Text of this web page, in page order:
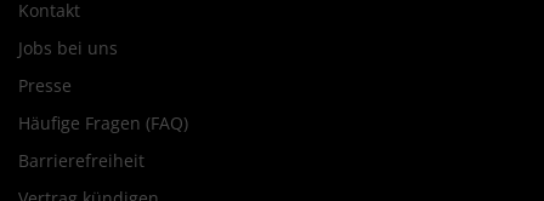
Kontakt
Jobs bei uns
Presse
Häufige Fragen (FAQ)
Barrierefreiheit